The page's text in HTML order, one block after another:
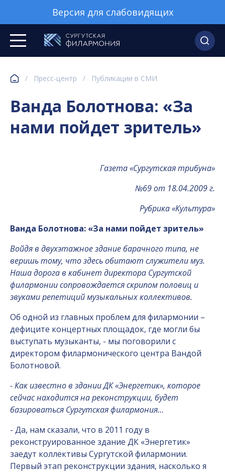
Версия для слабовидящих
/ Пресс-центр / Публикации в СМИ
Ванда Болотнова: «За
нами пойдет зритель»
Газета «Сургутская трибуна»
№69 от 18.04.2009 г.
Рубрика «Культура»
Ванда Болотнова: «За нами пойдет зритель»
Войдя в двухэтажное здание барачного типа, не
веришь тому, что здесь обитают служители муз.
Наша дорога в кабинет директора Сургутской
филармонии сопровождается скрипом половиц и
звуками репетиций музыкальных коллективов.
Об одной из главных проблем для филармонии –
дефиците концертных площадок, где могли бы
выступать музыканты, - мы поговорили с
директором филармонического центра Вандой
Болотновой.
- Как известно в здании ДК «Энергетик», которое
сейчас находится на реконструкции, будет
базироваться Сургутская филармония…
- Да, нам сказали, что в 2011 году в
реконструированное здание ДК «Энергетик»
заедут коллективы Сургутской филармонии.
Первый этап реконструкции здания, насколько я